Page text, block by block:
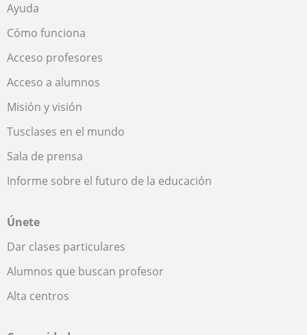
Ayuda
Cómo funciona
Acceso profesores
Acceso a alumnos
Misión y visión
Tusclases en el mundo
Sala de prensa
Informe sobre el futuro de la educación
Únete
Dar clases particulares
Alumnos que buscan profesor
Alta centros